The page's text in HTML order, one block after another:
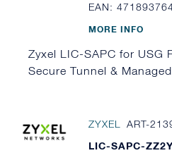
EAN:
MORE INFO
Zyxel LIC-SAPC for USG
Secure Tunnel &
ZYXEL
ART-
LIC-SAPC-